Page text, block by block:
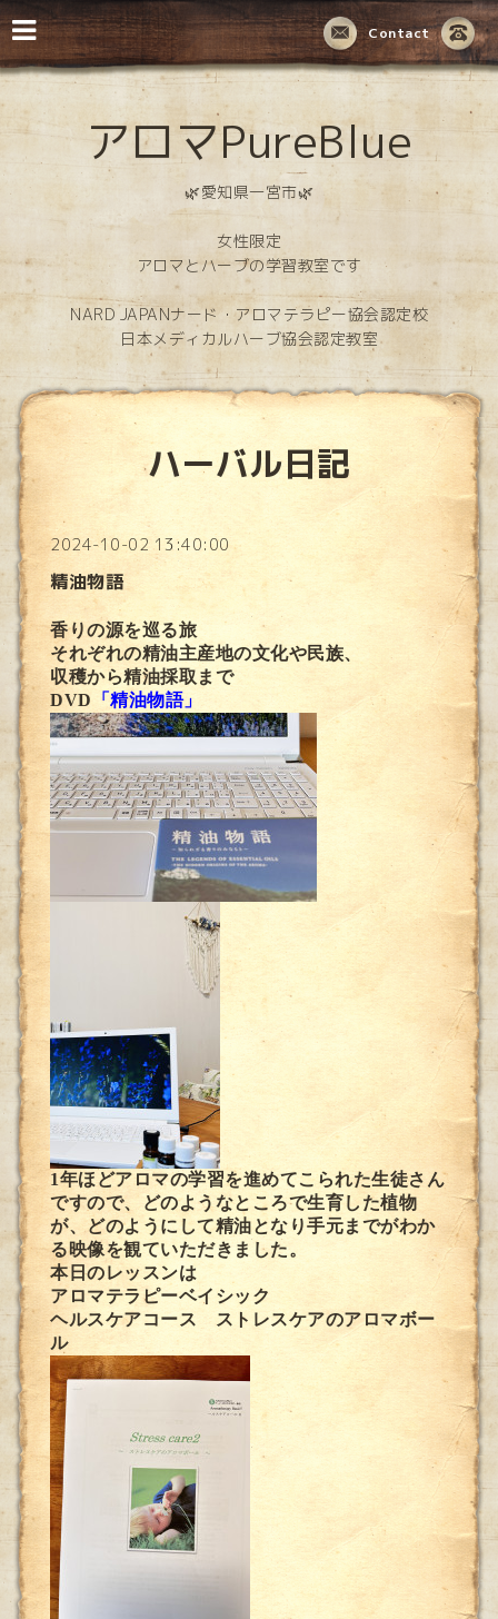
Contact
アロマPureBlue
🌿愛知県一宮市🌿
女性限定
アロマとハーブの学習教室です
NARD JAPANナード・アロマテラピー協会認定校
日本メディカルハーブ協会認定教室
ハーバル日記
2024-10-02 13:40:00
精油物語
香りの源を巡る旅
それぞれの精油主産地の文化や民族、
収穫から精油採取まで
DVD
「精油物語」
1年ほどアロマの学習を進めてこられた生徒さん
ですので、どのようなところで生育した植物
が、どのようにして精油となり手元までがわか
る映像を観ていただきました。
本日のレッスンは
アロマテラピーベイシック
ヘルスケアコース ストレスケアのアロマボー
ル